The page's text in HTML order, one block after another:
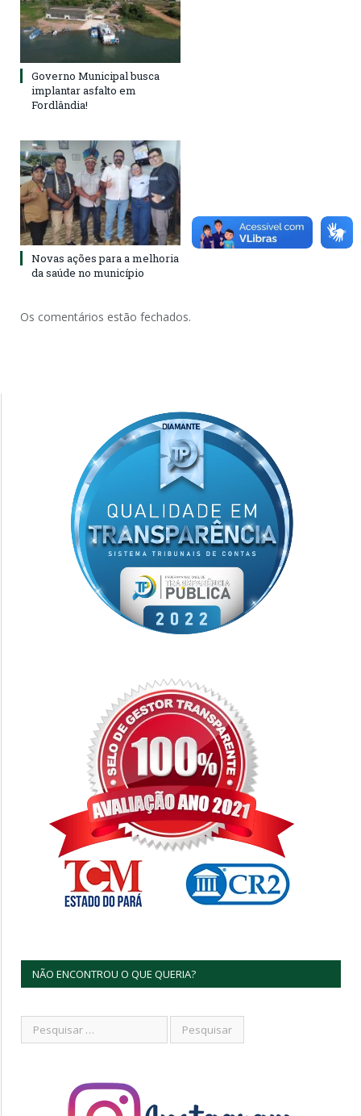
Governo Municipal busca
implantar asfalto em
Fordlândia!
Novas ações para a melhoria
da saúde no município
Os comentários estão fechados.
NÃO ENCONTROU O QUE QUERIA?